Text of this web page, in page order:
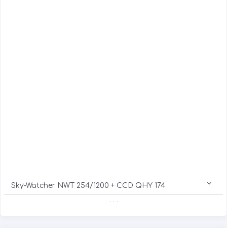
Sky-Watcher NWT 254/1200 + CCD QHY 174